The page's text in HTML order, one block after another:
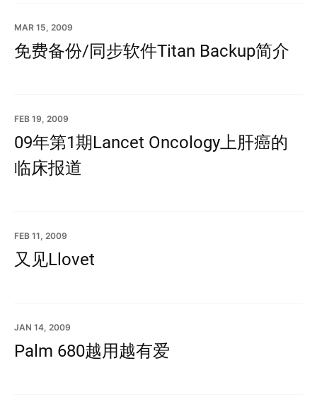
MAR 15, 2009
免费备份/同步软件Titan Backup简介
FEB 19, 2009
09年第1期Lancet Oncology上肝癌的
临床报道
FEB 11, 2009
又见Llovet
JAN 14, 2009
Palm 680越用越有爱